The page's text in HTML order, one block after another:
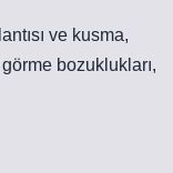
ve kusma,
bozuklukları,